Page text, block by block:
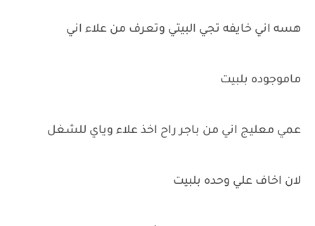
هسه اني خايفه تجي البيتي وتعرف من علاء اني
ماموجوده بلبيت
عمي معليج اني من باجر راح اخذ علاء وياي للشغل
لان اخاف علي وحده بلبيت